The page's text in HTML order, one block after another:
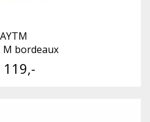
AYTM
M bordeaux
119,-